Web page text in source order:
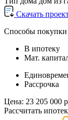
Cкачать
Способы покупки
В ипотеку
Мат.
Рассрочка
Цена: 23 205 000
Рассчитать